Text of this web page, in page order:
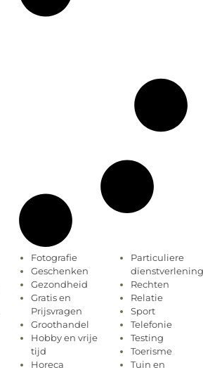
Fotografie
Geschenken
Gezondheid
Gratis en
Prijsvragen
Groothandel
Hobby en vrije
tijd
Horeca
Particuliere
dienstverlening
Rechten
Relatie
Sport
Telefonie
Testing
Toerisme
Tuin en